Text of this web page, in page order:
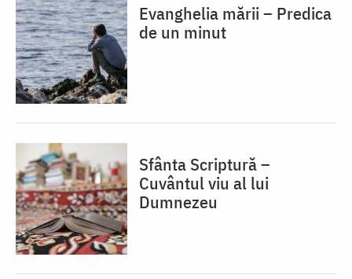
Evanghelia mării – Predica
de un minut
Sfânta Scriptură –
Cuvântul viu al lui
Dumnezeu